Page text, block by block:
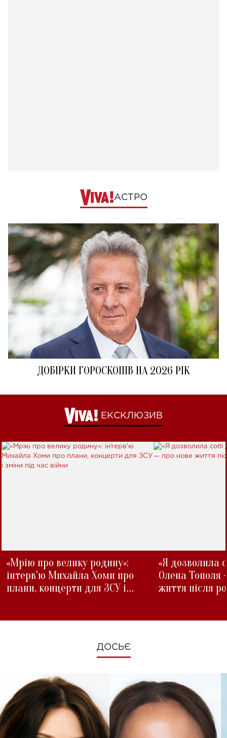
АСТРО
ДОБІРКИ ГОРОСКОПІВ НА 2026 РІК
ЕКСКЛЮЗИВ
«Мрію про велику родину»:
інтерв'ю Михайла Хоми про
плани, концерти для ЗСУ і
«Я дозволила
Олена Тополя
життя після
ДОСЬЄ